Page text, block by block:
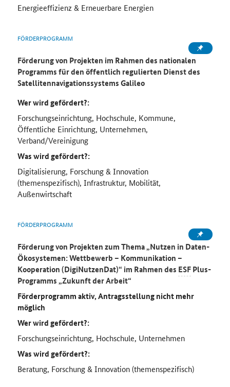
Energieeffizienz & Erneuerbare Energien
FÖRDERPROGRAMM
Förderung von Projekten im Rahmen des nationalen
Programms für den öffentlich regulierten Dienst des
Satellitennavigationssystems Galileo
Wer wird gefördert?:
Forschungseinrichtung, Hochschule, Kommune,
Öffentliche Einrichtung, Unternehmen,
Verband/Vereinigung
Was wird gefördert?:
Digitalisierung, Forschung & Innovation
(themenspezifisch), Infrastruktur, Mobilität,
Außenwirtschaft
FÖRDERPROGRAMM
Förderung von Projekten zum Thema „Nutzen in Daten-
Ökosystemen: Wettbewerb – Kommunikation –
Kooperation (DigiNutzenDat)“ im Rahmen des ESFPlus-
Programms „Zukunft der Arbeit“
Förderprogramm aktiv, Antragsstellung nicht mehr
möglich
Wer wird gefördert?:
Forschungseinrichtung, Hochschule, Unternehmen
Was wird gefördert?:
Beratung, Forschung & Innovation (themenspezifisch)